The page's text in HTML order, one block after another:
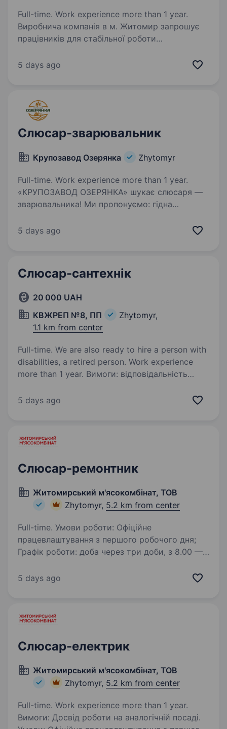
Full-time. Work experience more than 1 year.
Виробнича компанія в м. Житомир запрошує
працівників для стабільної роботи
та ремонтувати радіоелектронну апаратуру і
5 days ago
Слюсар-зварювальник
Крупозавод Озерянка Zhytomyr
Full-time. Work experience more than 1 year.
«КРУПОЗАВОД ОЗЕРЯНКА» шукає слюсаря —
зварювальника! Ми пропонуємо: гідна
робочий день (08.30−17.30) з понеділка по
5 days ago
Слюсар-сантехнік
20 000 UAH
КВЖРЕП №8, ПП
Zhytomyr,
1.1 km from center
Full-time. We are also ready to hire a person with
disabilities, a retired person. Work experience
more than 1 year. Вимоги: відповідальність
до 17−00 год, обідня перерва з 12−00 год
в житлових будинках,…
5 days ago
Слюсар-ремонтник
Житомирський м'ясокомбінат, ТОВ
Zhytomyr, 5.2 km from center
Full-time. Умови роботи: Офіційне
працевлаштування з першого робочого дня;
Графік роботи: доба через три доби, з 8.00 —
місяць; Зручний спецодяг; Безкоштовні обіди;
5 days ago
Слюсар-електрик
Житомирський м'ясокомбінат, ТОВ
Zhytomyr, 5.2 km from center
Full-time. Work experience more than 1 year.
Вимоги: Досвід роботи на аналогічній посаді.